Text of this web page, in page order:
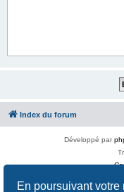
En poursuivant
Index du forum
Développé par